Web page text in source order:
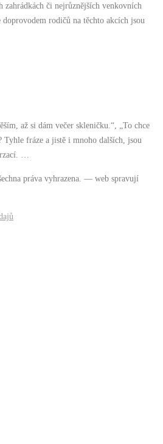
zahrádkách či nejrůznějších venkovních
rodičů na těchto akcích jsou
až si dám večer skleničku.“, „To chce
Tyhle fráze a jistě i mnoho dalších, jsou
…
práva vyhrazena. — web spravují